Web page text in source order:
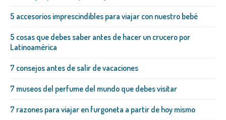
5 accesorios imprescindibles para viajar con nuestro bebé
5 cosas que debes saber antes de hacer un crucero por
Latinoamérica
7 consejos antes de salir de vacaciones
7 museos del perfume del mundo que debes visitar
7 razones para viajar en furgoneta a partir de hoy mismo